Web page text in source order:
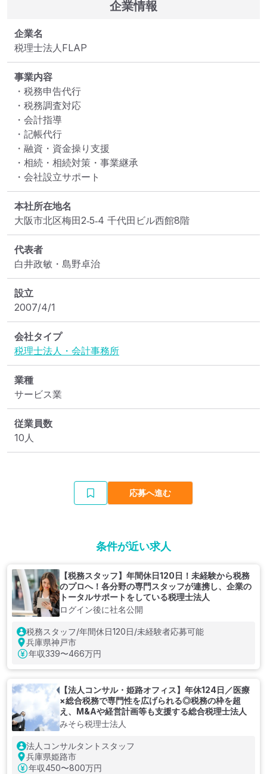
企業情報
企業名
税理士法人FLAP
事業内容
・税務申告代行
・税務調査対応
・会計指導
・記帳代行
・融資・資金操り支援
・相続・相続対策・事業継承
・会社設立サポート
本社所在地名
大阪市北区梅田2‐5‐4 千代田ビル西館8階
代表者
白井政敏・島野卓治
設立
2007/4/1
会社タイプ
税理士法人・会計事務所
業種
サービス業
従業員数
10人
応募へ進む
条件が近い求人
【税務スタッフ】年間休日120日！未経験から税務
のプロへ！各分野の専門スタッフが連携し、企業の
トータルサポートをしている税理士法人
ログイン後に社名公開
税務スタッフ/年間休日120日/未経験者応募可能
兵庫県神戸市
年収339〜466万円
【法人コンサル・姫路オフィス】年休124日／医療
×総合税務で専門性を広げられる◎税務の枠を超
え、M&Aや経営計画等も支援する総合税理士法人
みそら税理士法人
法人コンサルタントスタッフ
兵庫県姫路市
年収450〜800万円